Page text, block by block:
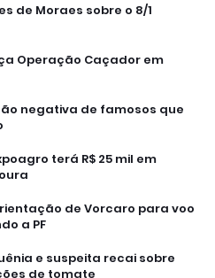
de Moraes sobre o 8/1
Operação Caçador em
negativa de famosos que
terá R$ 25 mil em
de Vorcaro para voo
a PF
e suspeita recai sobre
de tomate